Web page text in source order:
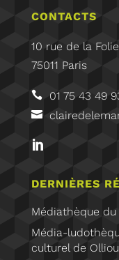
CONTACTS
10 rue de la
75011 Paris
01 75 43 49
DERNIÈRES
Médiathèque
Média-
culturel de